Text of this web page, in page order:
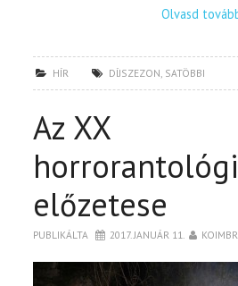
Olvasd
HÍR DÍJSZEZON, SATÖBBI
Az XX
előzetese
PUBLIKÁLTA 2017. JANUÁR 11.